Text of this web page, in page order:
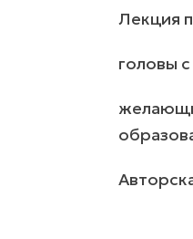
Лекция
головы